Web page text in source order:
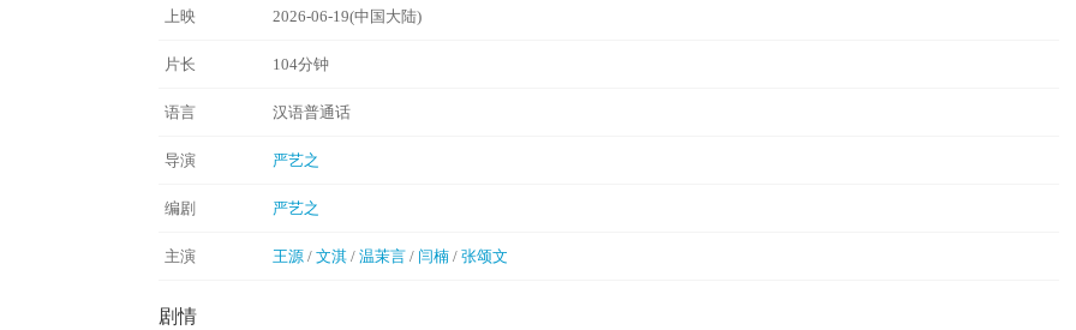
上映 2026-06-19(中国大陆)
片长 104分钟
语言 汉语普通话
导演 严艺之
编剧 严艺之
主演 王源 / 文淇 / 温茉言 / 闫楠 / 张颂文
剧情